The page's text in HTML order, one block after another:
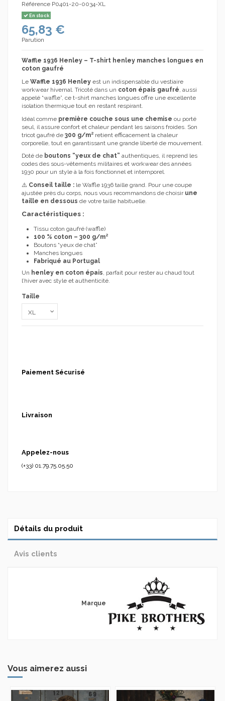
(2 avis)
Référence P0401-20-0034-XL
En stock
65,83 €
Parution
Waffle 1936 Henley – T-shirt henley manches longues en
coton gaufré
Le Waffle 1936 Henley est un indispensable du vestiaire
workwear hivernal. Tricoté dans un coton épais gaufré, aussi
appelé “waffle”, ce t-shirt manches longues offre une excellente
isolation thermique tout en restant respirant.
Idéal comme première couche sous une chemise ou porté
seul, il assure confort et chaleur pendant les saisons froides. Son
tricot gaufré de 300 g/m² retient efficacement la chaleur
corporelle, tout en garantissant une grande liberté de mouvement.
Doté de boutons “yeux de chat” authentiques, il reprend les
codes des sous-vêtements militaires et workwear des années
1930 pour un style à la fois fonctionnel et intemporel.
⚠️ Conseil taille : le Waffle 1936 taille grand. Pour une coupe
ajustée près du corps, nous vous recommandons de choisir une
taille en dessous de votre taille habituelle.
Caractéristiques :
Tissu coton gaufré (waffle)
100 % coton – 300 g/m²
Boutons “yeux de chat”
Manches longues
Fabriqué au Portugal
Un henley en coton épais , parfait pour rester au chaud tout
l’hiver avec style et authenticité.
Taille
Paiement Sécurisé
Livraison
Appelez-nous
(+33) 01.79.75.05.50
Détails du produit
Avis clients
Marque
Vous aimerez aussi